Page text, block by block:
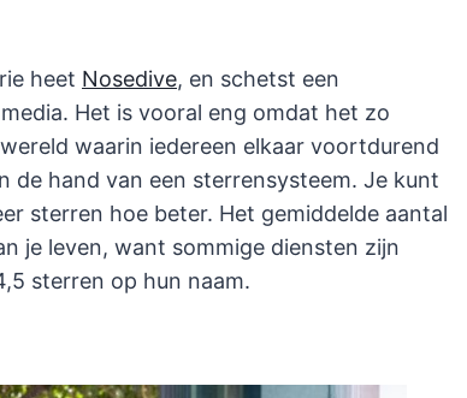
heet Nosedive, en schetst een
Het is vooral eng omdat het zo
waarin iedereen elkaar voortdurend
de hand van een sterrensysteem. Je kunt
sterren hoe beter. Het gemiddelde aantal
je leven, want sommige diensten zijn
sterren op hun naam.